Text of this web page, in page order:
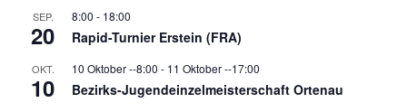
SEP.
20
8:00 - 18:00
Rapid-Turnier Erstein (FRA)
OKT.
10
10 Oktober --8:00 - 11 Oktober --17:00
Bezirks-Jugendeinzelmeisterschaft Ortenau